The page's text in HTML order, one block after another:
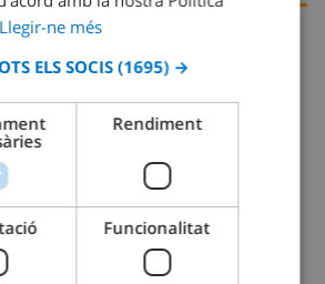
CATALAN
ITALIAN
NORWEGIAN
Llegir-ne més
ELS SOCIS (1695) →
Rendiment
Funcionalitat